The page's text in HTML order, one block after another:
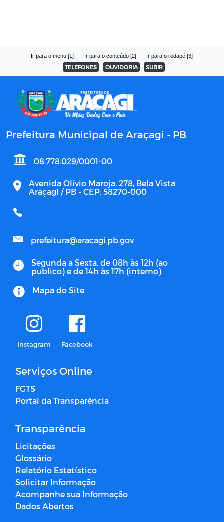
Ir para o menu [1] Ir para o conteúdo [2] Ir para o rodapé [3]
TELEFONES OUVIDORIA SUBIR
Prefeitura Municipal de Araçagi - PB
08.778.029/0001-00
Avenida Olívio Maroja, 278, Bela Vista
Araçagi / PB - CEP: 58270-000
prefeitura@aracagi.pb.gov
Segunda a Sexta, de 08h às 12h (ao
publico) e de 14h às 17h (interno)
Mapa do Site
Instagram Facebook
Serviços Online
FGTS
Portal da Transparência
Transparência
Licitações
Glossário
Relatório Estatístico
Solicitar Informação
Acompanhe sua Informação
Dados Abertos